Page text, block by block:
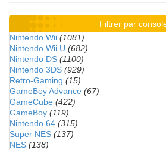
Filtrer par
Nintendo Wii (1081)
Nintendo Wii U (682)
Nintendo DS (1100)
Nintendo 3DS (929)
Retro-Gaming (15)
GameBoy Advance (67)
GameCube (422)
GameBoy (119)
Nintendo 64 (315)
Super NES (137)
NES (138)